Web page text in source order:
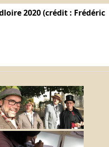
2020 (crédit : Frédéric